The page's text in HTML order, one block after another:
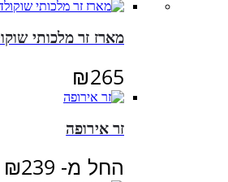
מארז זר מלכותי
₪265
זר אירופה
החל מ- ₪239